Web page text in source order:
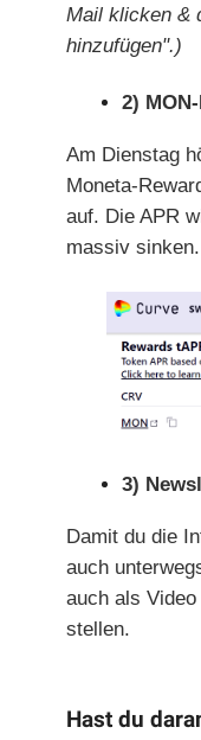
Mail klicken &
hinzufügen".)
2)
Am Dienstag
Moneta-
auf. Die APR
massiv sinken.
3)
Damit du die
auch
auch als
stellen.
Hast du